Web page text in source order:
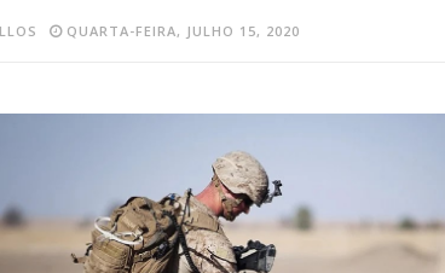
QUARTA-FEIRA, JULHO 15, 2020